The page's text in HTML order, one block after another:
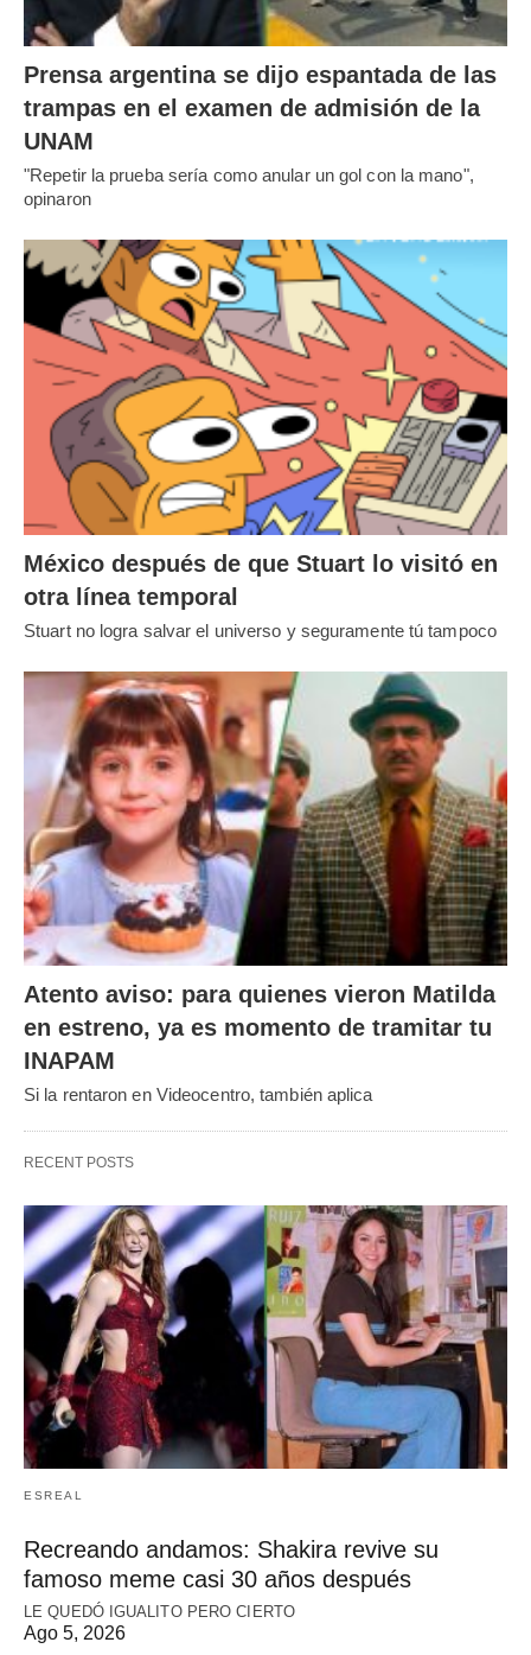
Prensa argentina se dijo espantada de las
trampas en el examen de admisión de la
UNAM
"Repetir la prueba sería como anular un gol con la mano",
opinaron
México después de que Stuart lo visitó en
otra línea temporal
Stuart no logra salvar el universo y seguramente tú tampoco
Atento aviso: para quienes vieron Matilda
en estreno, ya es momento de tramitar tu
INAPAM
Si la rentaron en Videocentro, también aplica
RECENT POSTS
ESREAL
Recreando andamos: Shakira revive su
famoso meme casi 30 años después
LE QUEDÓ IGUALITO PERO CIERTO
Ago 5, 2026